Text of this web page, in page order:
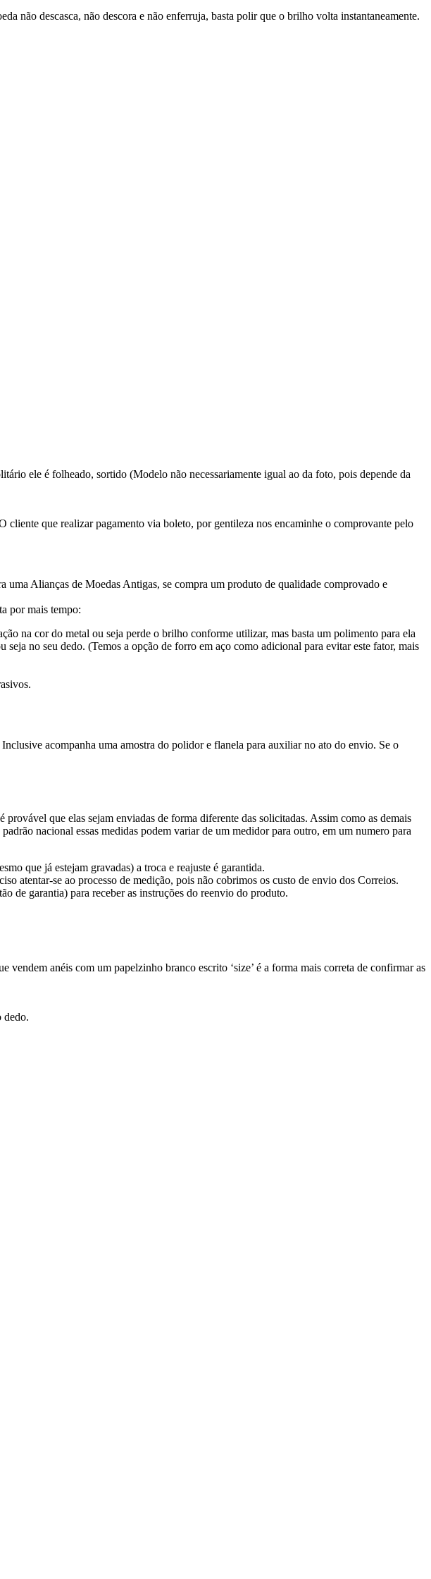
não descasca, não descora e não enferruja, basta polir que o brilho volta instantaneamente.
ele é folheado, sortido (Modelo não necessariamente igual ao da foto, pois depende da
que realizar pagamento via boleto, por gentileza nos encaminhe o comprovante pelo
Alianças de Moedas Antigas, se compra um produto de qualidade comprovado e
por mais tempo:
na cor do metal ou seja perde o brilho conforme utilizar, mas basta um polimento para ela
no seu dedo. (Temos a opção de forro em aço como adicional para evitar este fator, mais
acompanha uma amostra do polidor e flanela para auxiliar no ato do envio. Se o
que elas sejam enviadas de forma diferente das solicitadas. Assim como as demais
nacional essas medidas podem variar de um medidor para outro, em um numero para
que já estejam gravadas) a troca e reajuste é garantida.
atentar-se ao processo de medição, pois não cobrimos os custo de envio dos Correios.
de garantia) para receber as instruções do reenvio do produto.
anéis com um papelzinho branco escrito ‘size’ é a forma mais correta de confirmar as
dedo.